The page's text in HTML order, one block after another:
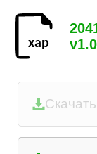
Скачать